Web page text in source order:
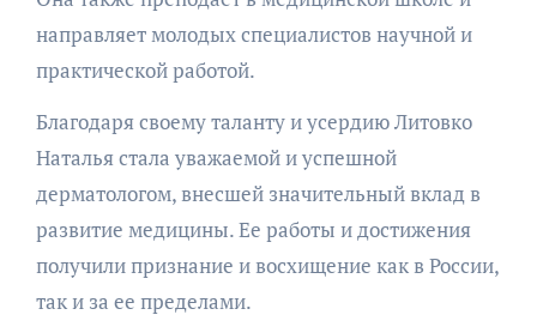
направляет молодых специалистов научной и
практической работой.
Благодаря своему таланту и усердию Литовко
Наталья стала уважаемой и успешной
дерматологом, внесшей значительный вклад в
развитие медицины. Ее работы и достижения
получили признание и восхищение как в России,
так и за ее пределами.